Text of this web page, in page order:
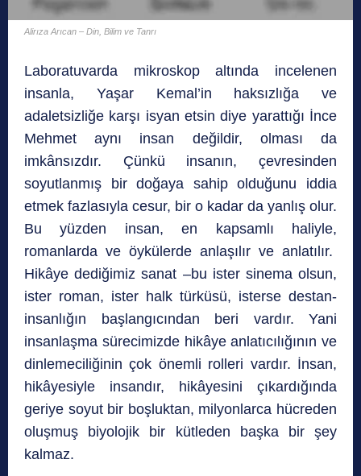
Alirıza Arıcan – Din, Bilim ve Tanrı
Laboratuvarda mikroskop altında incelenen
insanla, Yaşar Kemal’in haksızlığa ve
adaletsizliğe karşı isyan etsin diye yarattığı İnce
Mehmet aynı insan değildir, olması da
imkânsızdır. Çünkü insanın, çevresinden
soyutlanmış bir doğaya sahip olduğunu iddia
etmek fazlasıyla cesur, bir o kadar da yanlış olur.
Bu yüzden insan, en kapsamlı haliyle,
romanlarda ve öykülerde anlaşılır ve anlatılır.
Hikâye dediğimiz sanat –bu ister sinema olsun,
ister roman, ister halk türküsü, isterse destan-
insanlığın başlangıcından beri vardır. Yani
insanlaşma sürecimizde hikâye anlatıcılığının ve
dinlemeciliğinin çok önemli rolleri vardır. İnsan,
hikâyesiyle insandır, hikâyesini çıkardığında
geriye soyut bir boşluktan, milyonlarca hücreden
oluşmuş biyolojik bir kütleden başka bir şey
kalmaz.